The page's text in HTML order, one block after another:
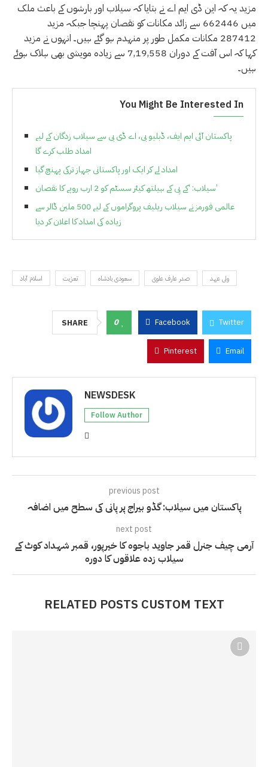
مزید یہ کہ این ڈی ایم اے نے بتایا کہ سیلاب اور بارشوں کے باعث ملک
میں 662446 سے زائد مکانات کو نقصان پہنچا جبکہ مزید
287412 مکانات مکمل طور پر منہدم ہو گئے ہیں۔ انہوں نے مزید
کہا کہ اس آفت کے دوران 7,19,558 سے زیادہ مویشی بھی ہلاک ہوئے
ہیں۔
You Might Be Interested In
پاکستان آئی ایم ایف، ڈبلیو بی، اے ڈی بی سے سیلاب زدگان کے لیے
امداد طلب کرے گا
امداد لے کر ایک اور پاکستانی جہاز ترکی پہنچ گیا
سیلاب: ‘کے پی کے ہیلتھ کیئر سسٹم کو 2 ارب روپے کا نقصان’
عالمی فورمز نے سیلاب ریلیف پروگراموں کے لیے 500 ملین ڈالر سے
زیادہ کی امداد کا اعلان کر دیا
اسلام آباد تعزیت سعودی بادشاہ صدر عارف علوی ولی عہد
SHARE 0 Facebook Twitter
Pinterest Email
NEWSDESK
Follow Author
previous post
پاکستان میں سیلاب: گڈو بیراج پر پانی کی سطح میں اضافہ
next post
آرمی چیف جنرل قمر جاوید باجوہ کا خیرپور، قمبر شہداد کوٹ کے
سیلاب زدہ علاقوں کا دورہ
RELATED POSTS CUSTOM TEXT